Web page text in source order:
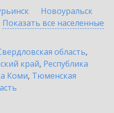
Новоуральск
Показать все населенные
область,
край, Республика
Коми, Тюменская